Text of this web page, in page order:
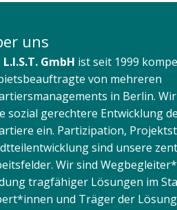
uns
L.I.S.T. GmbH ist seit 1999
von mehreren
in Berlin.
sozial gerechtere Entwicklung
ein. Partizipation,
sind unsere
Wir sind
tragfähiger Lösungen im
und Träger der